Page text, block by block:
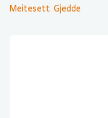
Meitesett Gjedde